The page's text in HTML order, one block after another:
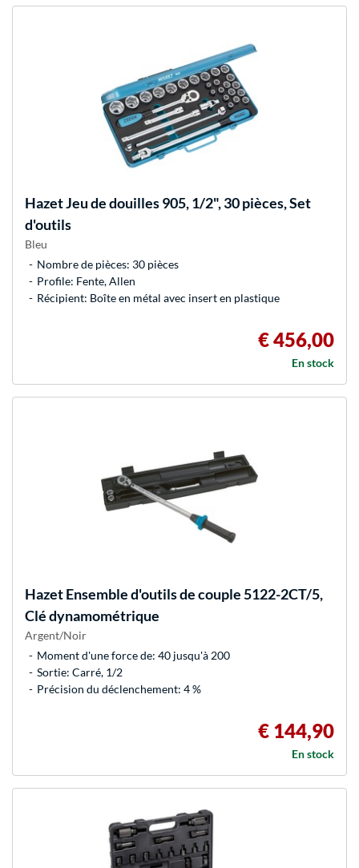
HazetJeu de douilles 905, 1/2", 30 pièces, Set
d'outils
Bleu
Nombre de pièces: 30 pièces
Profile: Fente, Allen
Récipient: Boîte en métal avec insert en plastique
€ 456,00
En stock
HazetEnsemble d'outils de couple 5122-2CT/5,
Clé dynamométrique
Argent/Noir
Moment d'une force de: 40 jusqu'à 200
Sortie: Carré, 1/2
Précision du déclenchement: 4 %
€ 144,90
En stock